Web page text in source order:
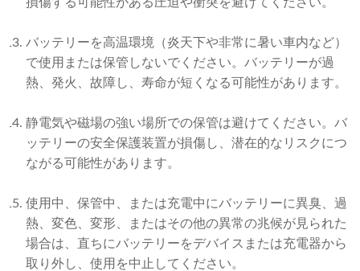
バッテリーを高温環境（炎天下や非常に暑い車内など）
で使用または保管しないでください。バッテリーが過
熱、発火、故障し、寿命が短くなる可能性があります。
静電気や磁場の強い場所での保管は避けてください。バ
ッテリーの安全保護装置が損傷し、潜在的なリスクにつ
ながる可能性があります。
使用中、保管中、または充電中にバッテリーに異臭、過
熱、変色、変形、またはその他の異常の兆候が見られた
場合は、直ちにバッテリーをデバイスまたは充電器から
取り外し、使用を中止してください。